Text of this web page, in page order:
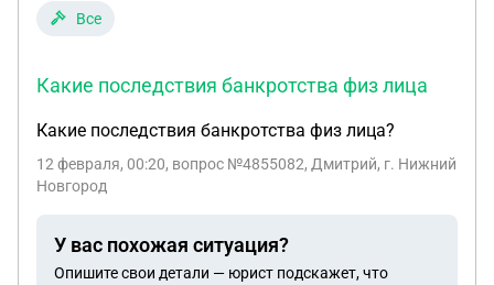
Все
Какие последствия банкротства физ лица
Какие последствия банкротства физ лица?
12 февраля, 00:20, вопрос №4855082, Дмитрий, г. Нижний
Новгород
У вас похожая ситуация?
Опишите свои детали — юрист подскажет, что